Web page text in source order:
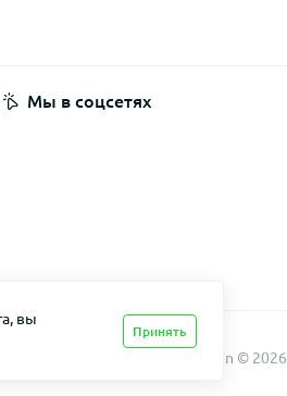
Мы в соцсетях
Dakin © 2026
вы
Принять